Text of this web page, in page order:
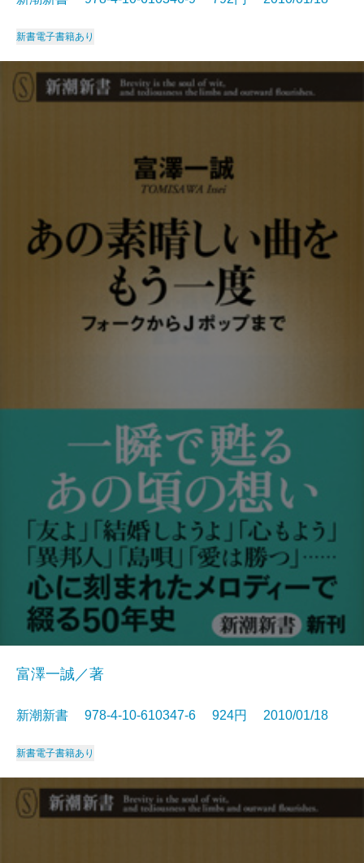
新書電子書籍あり
富澤一誠／著
新潮新書 978-4-10-610347-6 924円 2010/01/18
新書電子書籍あり